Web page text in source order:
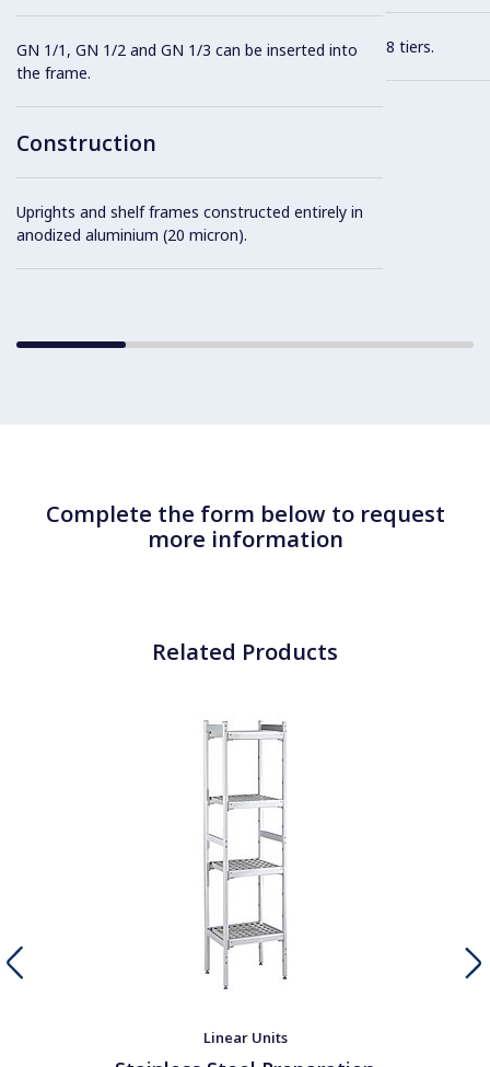
GN 1/1, GN 1/2 and GN 1/3 can be inserted into
the frame.
Construction
Uprights and shelf frames constructed entirely in
anodized aluminium (20 micron).
8 tiers.
Complete the form below to request
more information
Related Products
Linear Units